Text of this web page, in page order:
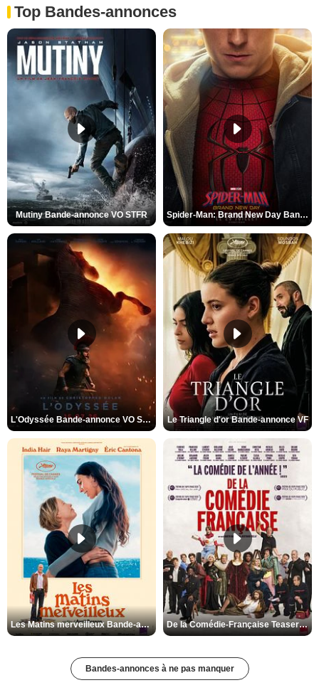
Top Bandes-annonces
Mutiny Bande-annonce VO STFR Spider-Man: Brand New Day Bande-annonce VO STFR
L'Odyssée Bande-annonce VO STFR Le Triangle d'or Bande-annonce VF
Les Matins merveilleux Bande-annonce VF De la Comédie-Française Teaser VF
Bandes-annonces à ne pas manquer